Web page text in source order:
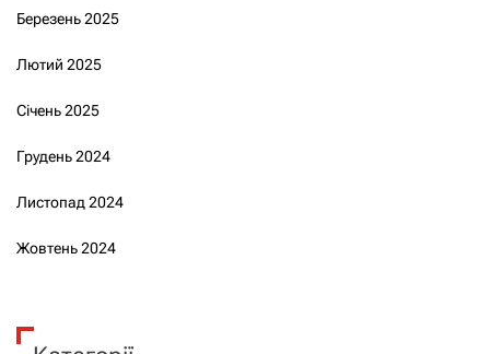
Березень 2025
Лютий 2025
Січень 2025
Грудень 2024
Листопад 2024
Жовтень 2024